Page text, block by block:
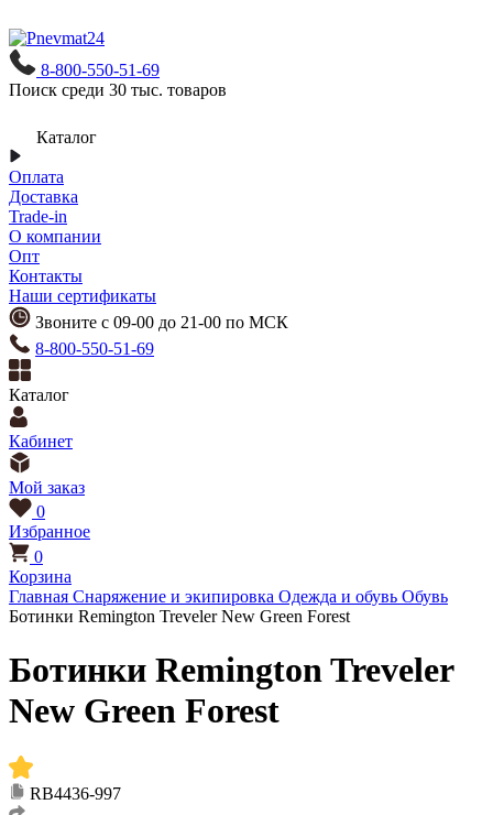
8-800-550-51-69
Поиск среди 30 тыс. товаров
Каталог
Оплата
Доставка
Trade-in
О компании
Опт
Контакты
Наши сертификаты
Звоните с 09-00 до 21-00 по МСК
8-800-550-51-69
Каталог
Кабинет
Мой заказ
0
Избранное
0
Корзина
Главная Снаряжение и экипировка Одежда и обувь Обувь
Ботинки Remington Treveler New Green Forest
Ботинки Remington Treveler
New Green Forest
RB4436-997